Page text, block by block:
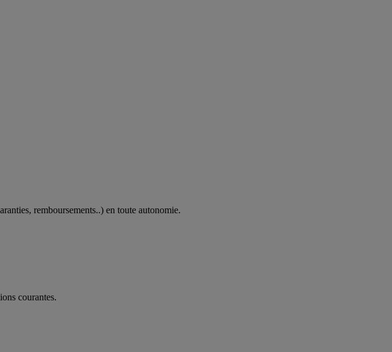
remboursements..) en toute autonomie.
courantes.